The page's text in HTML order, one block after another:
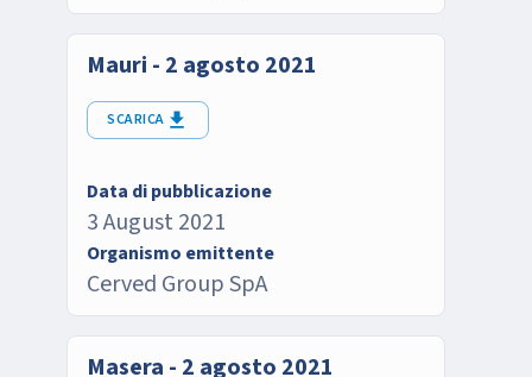
Mauri - 2 agosto 2021
SCARICA
Data di pubblicazione
3 August 2021
Organismo emittente
Cerved Group SpA
Masera - 2 agosto 2021